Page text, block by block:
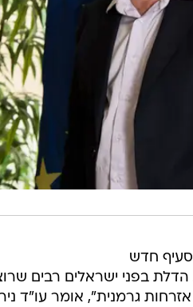
סעיף חדש
בפני ישראלים רבים